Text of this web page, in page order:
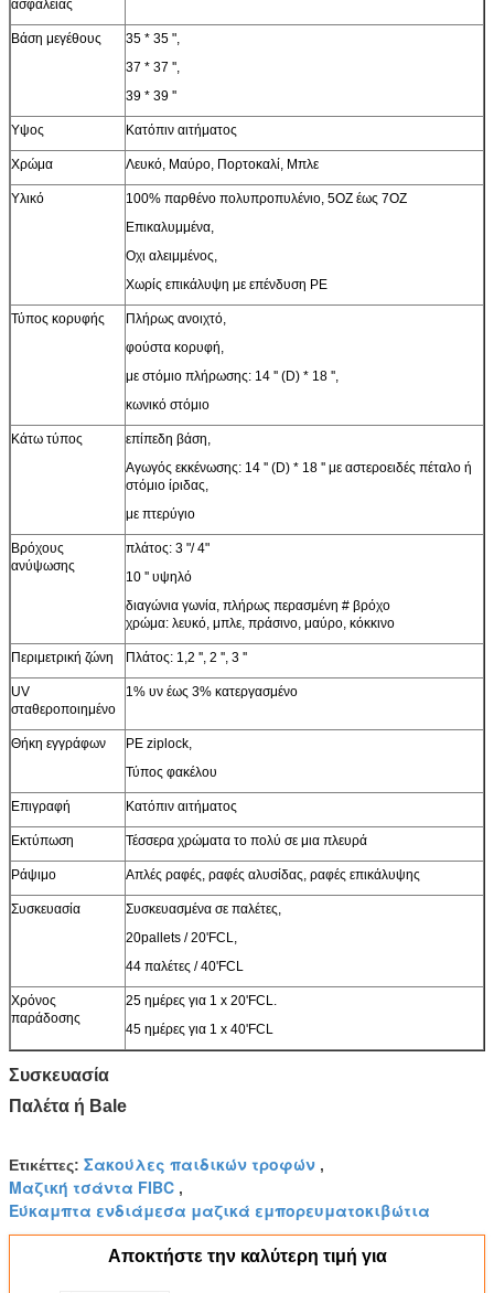
ασφαλείας
Βάση μεγέθους
35 * 35 ",
37 * 37 '',
39 * 39 ''
Υψος Κατόπιν αιτήματος
Χρώμα Λευκό, Μαύρο, Πορτοκαλί, Μπλε
Υλικό
100% παρθένο πολυπροπυλένιο, 5OZ έως 7OZ
Επικαλυμμένα,
Οχι αλειμμένος,
Χωρίς επικάλυψη με επένδυση PE
Τύπος κορυφής
Πλήρως ανοιχτό,
φούστα κορυφή,
με στόμιο πλήρωσης: 14 '' (D) * 18 '',
κωνικό στόμιο
Κάτω τύπος
επίπεδη βάση,
Αγωγός εκκένωσης: 14 '' (D) * 18 '' με αστεροειδές πέταλο ή
στόμιο ίριδας,
με πτερύγιο
Βρόχους
ανύψωσης
πλάτος: 3 "/ 4"
10 '' υψηλό
διαγώνια γωνία, πλήρως περασμένη # βρόχο
χρώμα: λευκό, μπλε, πράσινο, μαύρο, κόκκινο
Περιμετρική ζώνη Πλάτος: 1,2 '', 2 '', 3 ''
UV
σταθεροποιημένο
1% υν έως 3% κατεργασμένο
Θήκη εγγράφων
PE ziplock,
Τύπος φακέλου
Επιγραφή Κατόπιν αιτήματος
Εκτύπωση Τέσσερα χρώματα το πολύ σε μια πλευρά
Ράψιμο Απλές ραφές, ραφές αλυσίδας, ραφές επικάλυψης
Συσκευασία
Συσκευασμένα σε παλέτες,
20pallets / 20'FCL,
44 παλέτες / 40'FCL
Χρόνος
παράδοσης
25 ημέρες για 1 x 20'FCL.
45 ημέρες για 1 x 40'FCL
Συσκευασία
Παλέτα ή Bale
Ετικέττες: Σακούλες παιδικών τροφών ,
Μαζική τσάντα FIBC ,
Εύκαμπτα ενδιάμεσα μαζικά εμπορευματοκιβώτια
Αποκτήστε την καλύτερη τιμή για